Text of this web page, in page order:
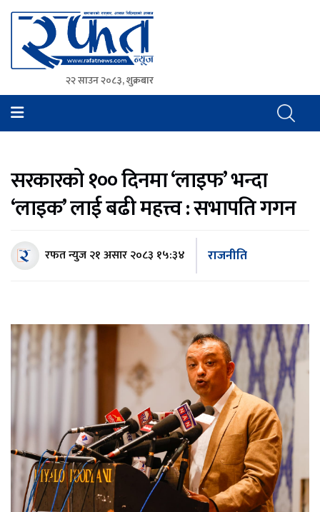
Rafat News
समाचारको रफ्तार, आवाज बिहिनहरुको आवाज
२२ साउन २०८३, शुक्रबार
सरकारको १०० दिनमा ‘लाइफ’ भन्दा
‘लाइक’ लाई बढी महत्त्व : सभापति गगन
रफत न्युज२१ असार २०८३ १५:३४ राजनीति